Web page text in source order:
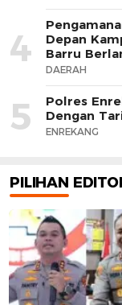
4
Depan
Barru
DAERAH
5
Polres
Dengan
ENREKANG
PILIHAN